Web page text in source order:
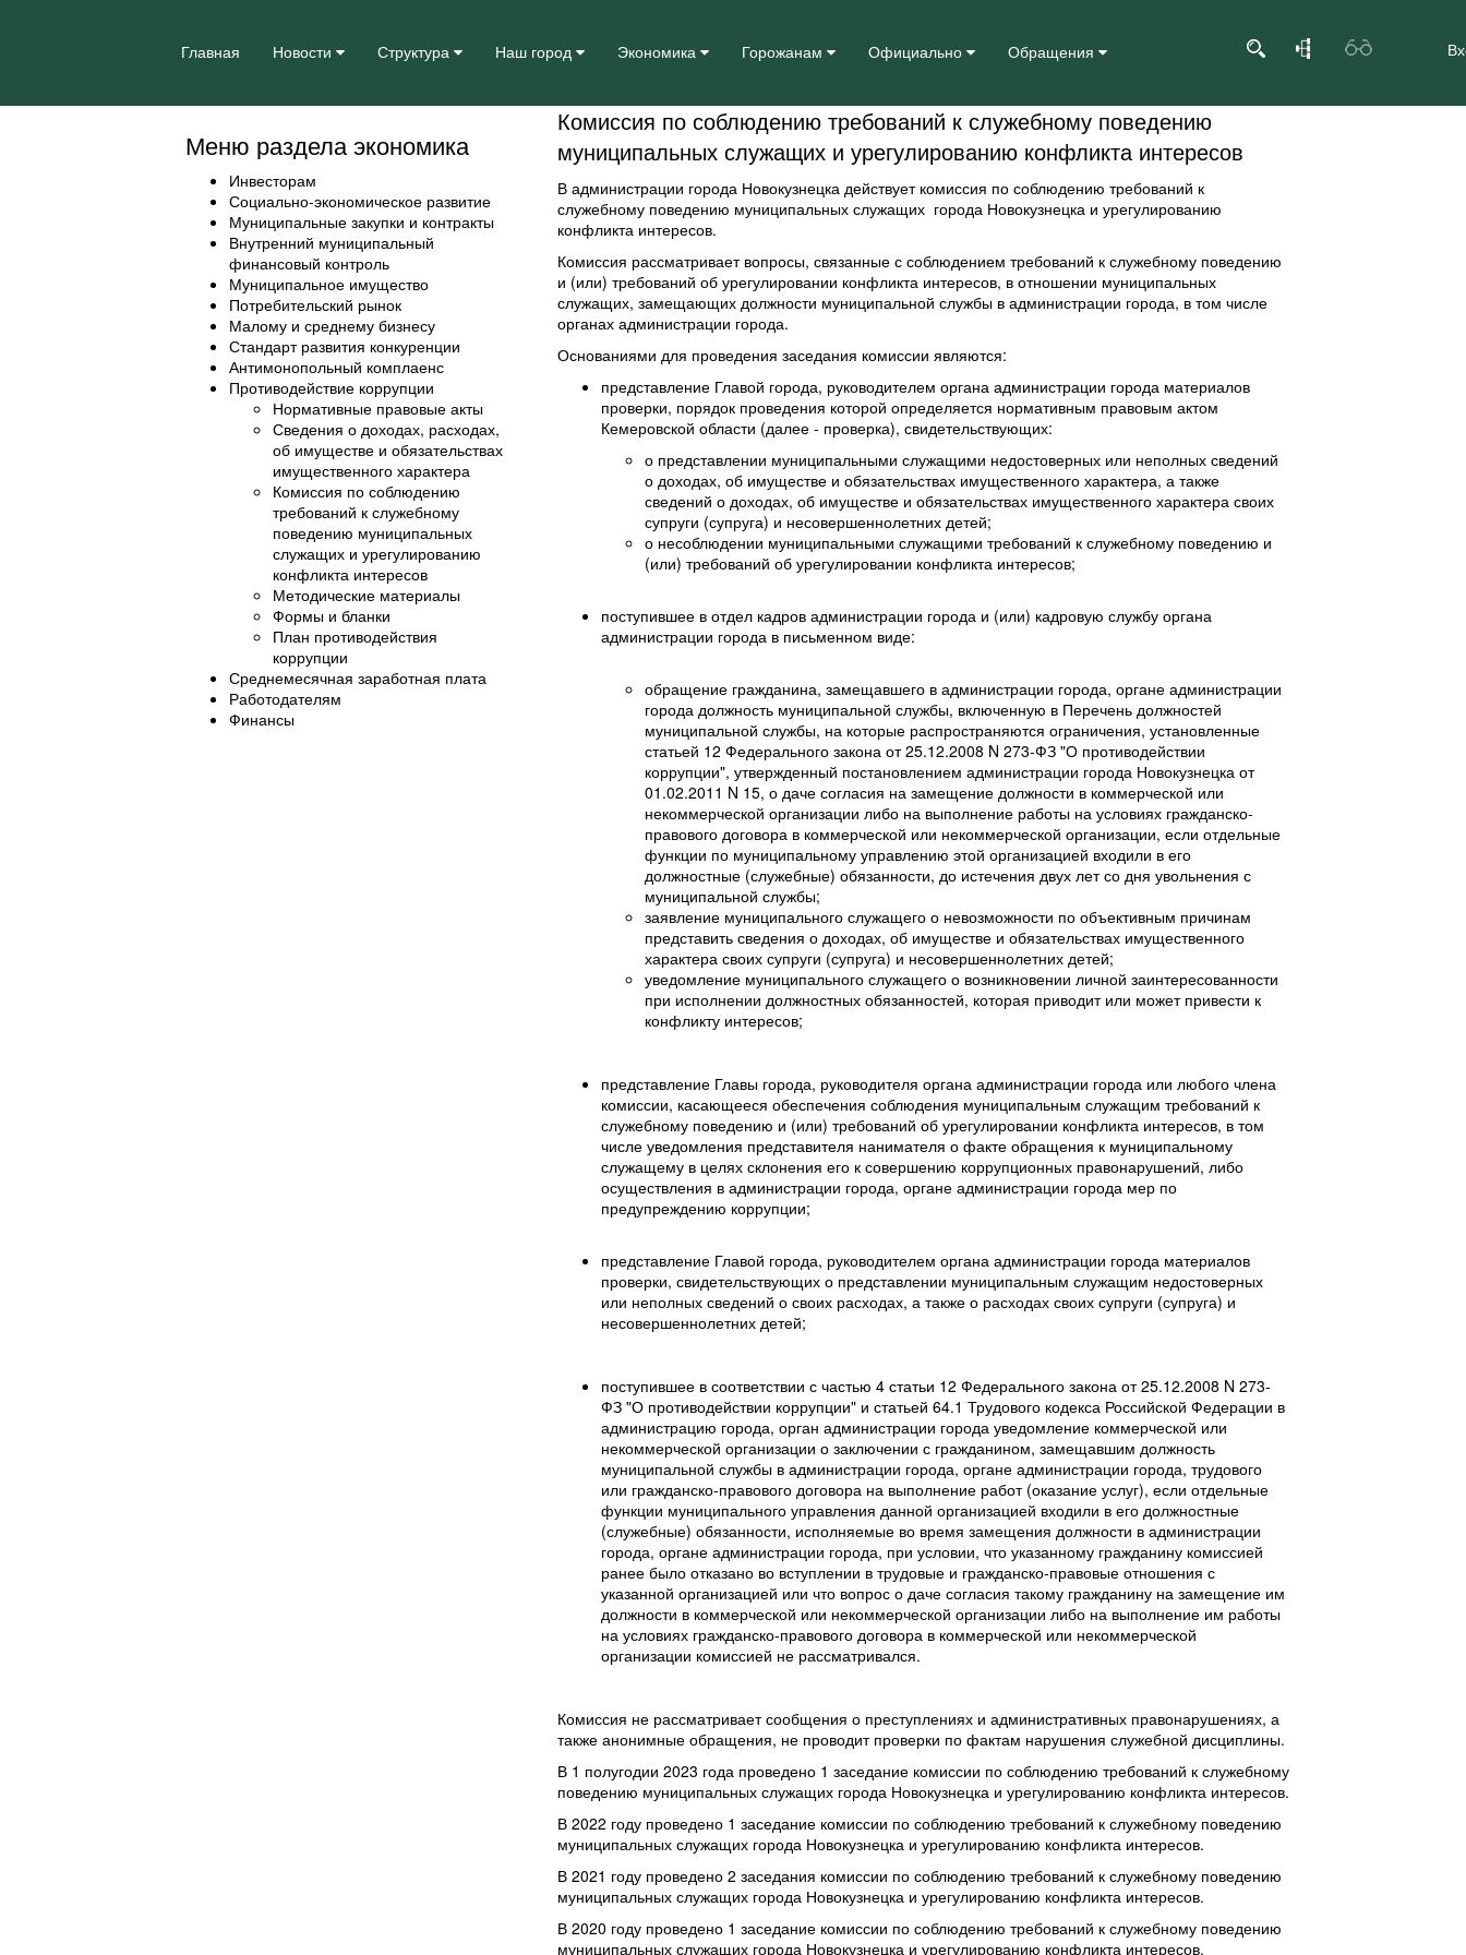
Главная Новости Структура Наш город Экономика Горожанам Официально Обращения
Меню раздела экономика
Инвесторам
Социально-экономическое развитие
Муниципальные закупки и контракты
Внутренний муниципальный
финансовый контроль
Муниципальное имущество
Потребительский рынок
Малому и среднему бизнесу
Стандарт развития конкуренции
Антимонопольный комплаенс
Противодействие коррупции
Нормативные правовые акты
Сведения о доходах, расходах,
об имуществе и обязательствах
имущественного характера
Комиссия по соблюдению
требований к служебному
поведению муниципальных
служащих и урегулированию
конфликта интересов
Методические материалы
Формы и бланки
План противодействия
коррупции
Среднемесячная заработная плата
Работодателям
Финансы
Комиссия по соблюдению требований к служебному поведению
муниципальных служащих и урегулированию конфликта интересов
В администрации города Новокузнецка действует комиссия по соблюдению требований к
служебному поведению муниципальных служащих города Новокузнецка и урегулированию
конфликта интересов.
Комиссия рассматривает вопросы, связанные с соблюдением требований к служебному поведению
и (или) требований об урегулировании конфликта интересов, в отношении муниципальных
служащих, замещающих должности муниципальной службы в администрации города, в том числе
органах администрации города.
Основаниями для проведения заседания комиссии являются:
представление Главой города, руководителем органа администрации города материалов
проверки, порядок проведения которой определяется нормативным правовым актом
Кемеровской области (далее - проверка), свидетельствующих:
о представлении муниципальными служащими недостоверных или неполных сведений
о доходах, об имуществе и обязательствах имущественного характера, а также
сведений о доходах, об имуществе и обязательствах имущественного характера своих
супруги (супруга) и несовершеннолетних детей;
о несоблюдении муниципальными служащими требований к служебному поведению и
(или) требований об урегулировании конфликта интересов;
поступившее в отдел кадров администрации города и (или) кадровую службу органа
администрации города в письменном виде:
обращение гражданина, замещавшего в администрации города, органе администрации
города должность муниципальной службы, включенную в Перечень должностей
муниципальной службы, на которые распространяются ограничения, установленные
статьей 12 Федерального закона от 25.12.2008 N 273-ФЗ "О противодействии
коррупции", утвержденный постановлением администрации города Новокузнецка от
01.02.2011 N 15, о даче согласия на замещение должности в коммерческой или
некоммерческой организации либо на выполнение работы на условиях гражданско-
правового договора в коммерческой или некоммерческой организации, если отдельные
функции по муниципальному управлению этой организацией входили в его
должностные (служебные) обязанности, до истечения двух лет со дня увольнения с
муниципальной службы;
заявление муниципального служащего о невозможности по объективным причинам
представить сведения о доходах, об имуществе и обязательствах имущественного
характера своих супруги (супруга) и несовершеннолетних детей;
уведомление муниципального служащего о возникновении личной заинтересованности
при исполнении должностных обязанностей, которая приводит или может привести к
конфликту интересов;
представление Главы города, руководителя органа администрации города или любого члена
комиссии, касающееся обеспечения соблюдения муниципальным служащим требований к
служебному поведению и (или) требований об урегулировании конфликта интересов, в том
числе уведомления представителя нанимателя о факте обращения к муниципальному
служащему в целях склонения его к совершению коррупционных правонарушений, либо
осуществления в администрации города, органе администрации города мер по
предупреждению коррупции;
представление Главой города, руководителем органа администрации города материалов
проверки, свидетельствующих о представлении муниципальным служащим недостоверных
или неполных сведений о своих расходах, а также о расходах своих супруги (супруга) и
несовершеннолетних детей;
поступившее в соответствии с частью 4 статьи 12 Федерального закона от 25.12.2008 N 273-
ФЗ "О противодействии коррупции" и статьей 64.1 Трудового кодекса Российской Федерации в
администрацию города, орган администрации города уведомление коммерческой или
некоммерческой организации о заключении с гражданином, замещавшим должность
муниципальной службы в администрации города, органе администрации города, трудового
или гражданско-правового договора на выполнение работ (оказание услуг), если отдельные
функции муниципального управления данной организацией входили в его должностные
(служебные) обязанности, исполняемые во время замещения должности в администрации
города, органе администрации города, при условии, что указанному гражданину комиссией
ранее было отказано во вступлении в трудовые и гражданско-правовые отношения с
указанной организацией или что вопрос о даче согласия такому гражданину на замещение им
должности в коммерческой или некоммерческой организации либо на выполнение им работы
на условиях гражданско-правового договора в коммерческой или некоммерческой
организации комиссией не рассматривался.
Комиссия не рассматривает сообщения о преступлениях и административных правонарушениях, а
также анонимные обращения, не проводит проверки по фактам нарушения служебной дисциплины.
В 1 полугодии 2023 года проведено 1 заседание комиссии по соблюдению требований к служебному
поведению муниципальных служащих города Новокузнецка и урегулированию конфликта интересов.
В 2022 году проведено 1 заседание комиссии по соблюдению требований к служебному поведению
муниципальных служащих города Новокузнецка и урегулированию конфликта интересов.
В 2021 году проведено 2 заседания комиссии по соблюдению требований к служебному поведению
муниципальных служащих города Новокузнецка и урегулированию конфликта интересов.
В 2020 году проведено 1 заседание комиссии по соблюдению требований к служебному поведению
муниципальных служащих города Новокузнецка и урегулированию конфликта интересов.